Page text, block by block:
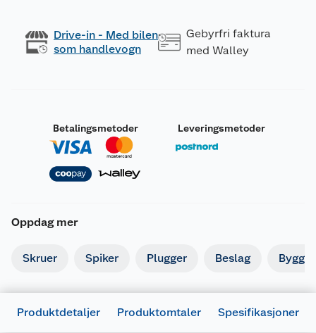
Drive-in - Med bilen
som handlevogn
Gebyrfri faktura
med Walley
Betalingsmetoder Leveringsmetoder
Oppdag mer
Skruer Spiker Plugger Beslag
Produktdetaljer Produktomtaler Spesifikasjoner